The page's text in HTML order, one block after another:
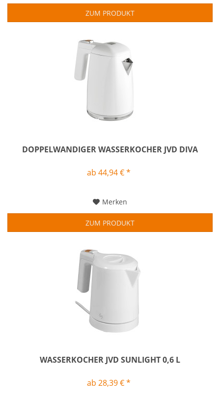
ZUM PRODUKT
DOPPELWANDIGER WASSERKOCHER JVD DIVA
ab 44,94 € *
Merken
ZUM PRODUKT
WASSERKOCHER JVD SUNLIGHT 0,6 L
ab 28,39 € *